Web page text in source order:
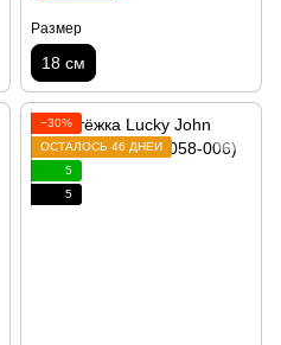
Размер
18 см
−30%
ОСТАЛОСЬ 46 ДНЕЙ
5
5